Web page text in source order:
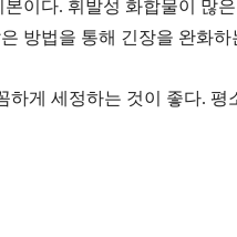
이다. 휘발성 화합물이 많
방법을 통해 긴장을 완화
게 세정하는 것이 좋다.